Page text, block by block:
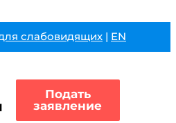
слабовидящих | EN
Подать
заявление